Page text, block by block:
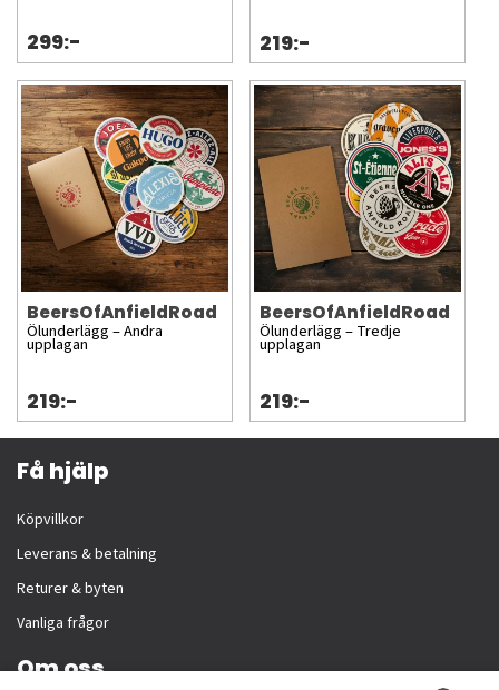
299:- 219:-
BeersOfAnfieldRoad
Ölunderlägg – Andra
upplagan
219:-
BeersOfAnfieldRoad
Ölunderlägg – Tredje
upplagan
219:-
Få hjälp
Köpvillkor
Leverans & betalning
Returer & byten
Vanliga frågor
Om oss